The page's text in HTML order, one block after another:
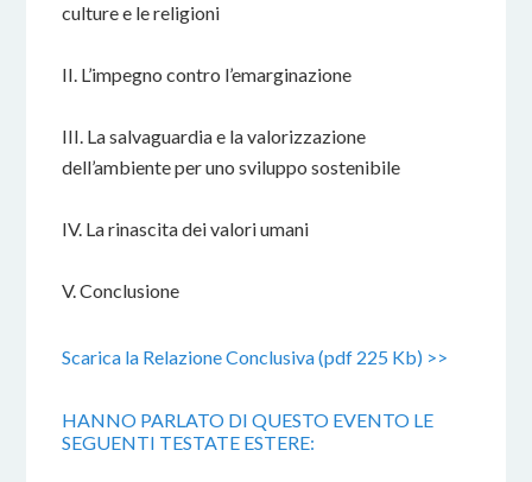
culture e le religioni
II. L’impegno contro l’emarginazione
III. La salvaguardia e la valorizzazione
dell’ambiente per uno sviluppo sostenibile
IV. La rinascita dei valori umani
V. Conclusione
Scarica la Relazione Conclusiva (pdf 225 Kb) >>
HANNO PARLATO DI QUESTO EVENTO LE
SEGUENTI TESTATE ESTERE: